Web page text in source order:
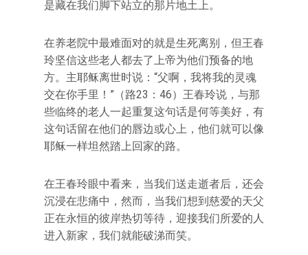
是藏在我们脚下站立的那片地土上。
在养老院中最难面对的就是生死离别，但王春
玲坚信这些老人都去了上帝为他们预备的地
方。主耶稣离世时说：“父啊，我将我的灵魂
交在你手里！”（路23：46）王春玲说，与那
些临终的老人一起重复这句话是何等美好，有
这句话留在他们的唇边或心上，他们就可以像
耶稣一样坦然踏上回家的路。
在王春玲眼中看来，当我们送走逝者后，还会
沉浸在悲痛中，然而，当我们想到慈爱的天父
正在永恒的彼岸热切等待，迎接我们所爱的人
进入新家，我们就能破涕而笑。